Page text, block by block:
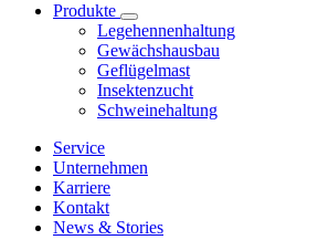
Produkte
Legehennenhaltung
Gewächshausbau
Geflügelmast
Insektenzucht
Schweinehaltung
Service
Unternehmen
Karriere
Kontakt
News & Stories